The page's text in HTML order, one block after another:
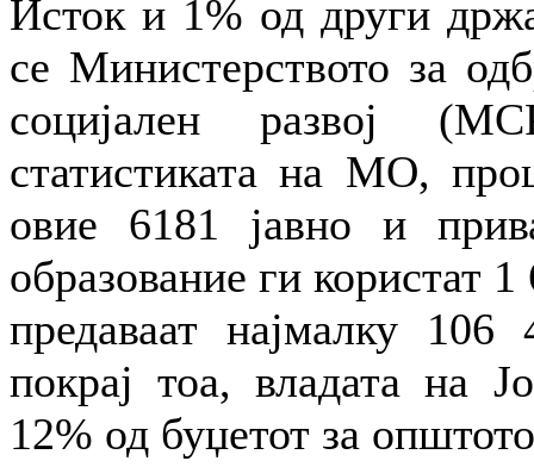
Исток и 1% од други
се Министерството за
социјален развој
статистиката на МО,
овие 6181 јавно и
образование ги користат
предаваат најмалку
покрај тоа, владата на
12% од буџетот за